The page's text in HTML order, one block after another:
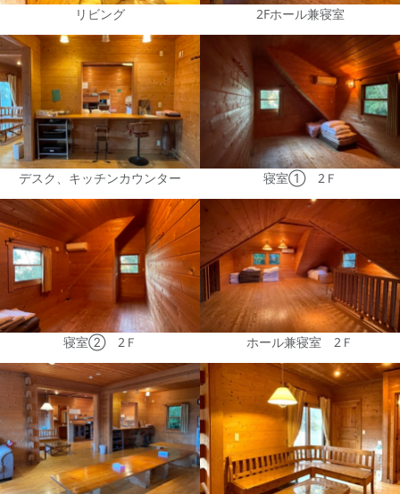
リビング 2Fホール兼寝室
デスク、キッチンカウンター 寝室① 2Ｆ
寝室② 2Ｆ ホール兼寝室 2Ｆ